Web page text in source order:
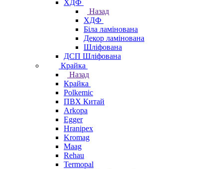
ХДФ
Назад
ХДФ
Біла ламінована
Декор ламінована
Шліфована
ДСП Шліфована
Крайка
Назад
Крайка
Polkemic
ПВХ Китай
Arkopa
Egger
Hranipex
Kromag
Maag
Rehau
Termopal